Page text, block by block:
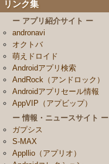
リンク集
ー アプリ紹介サイト ー
andronavi
オクトバ
萌えドロイド
Androidアプリ検索
AndRock（アンドロック）
Androidアプリセール情報
AppVIP（アプビップ）
ー 情報・ニュースサイト ー
ガプシス
S-MAX
Appllio（アプリオ）